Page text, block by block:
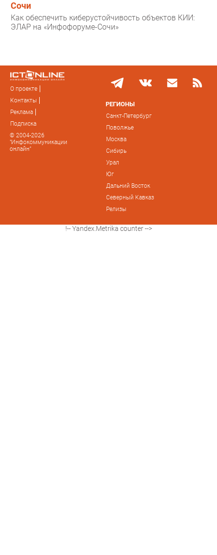
Сочи
Как обеспечить киберустойчивость объектов КИИ:
ЭЛАР на «Инфофоруме-Сочи»
О проекте
Контакты
Реклама
Подписка
© 2004-2026
"Инфокоммуникации
онлайн"
РЕГИОНЫ
Санкт-Петербург
Поволжье
Москва
Сибирь
Урал
Юг
Дальний Восток
Северный Кавказ
Релизы
!-- Yandex.Metrika counter -->